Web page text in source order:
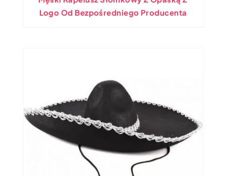
Logo Od Bezpośredniego Producenta